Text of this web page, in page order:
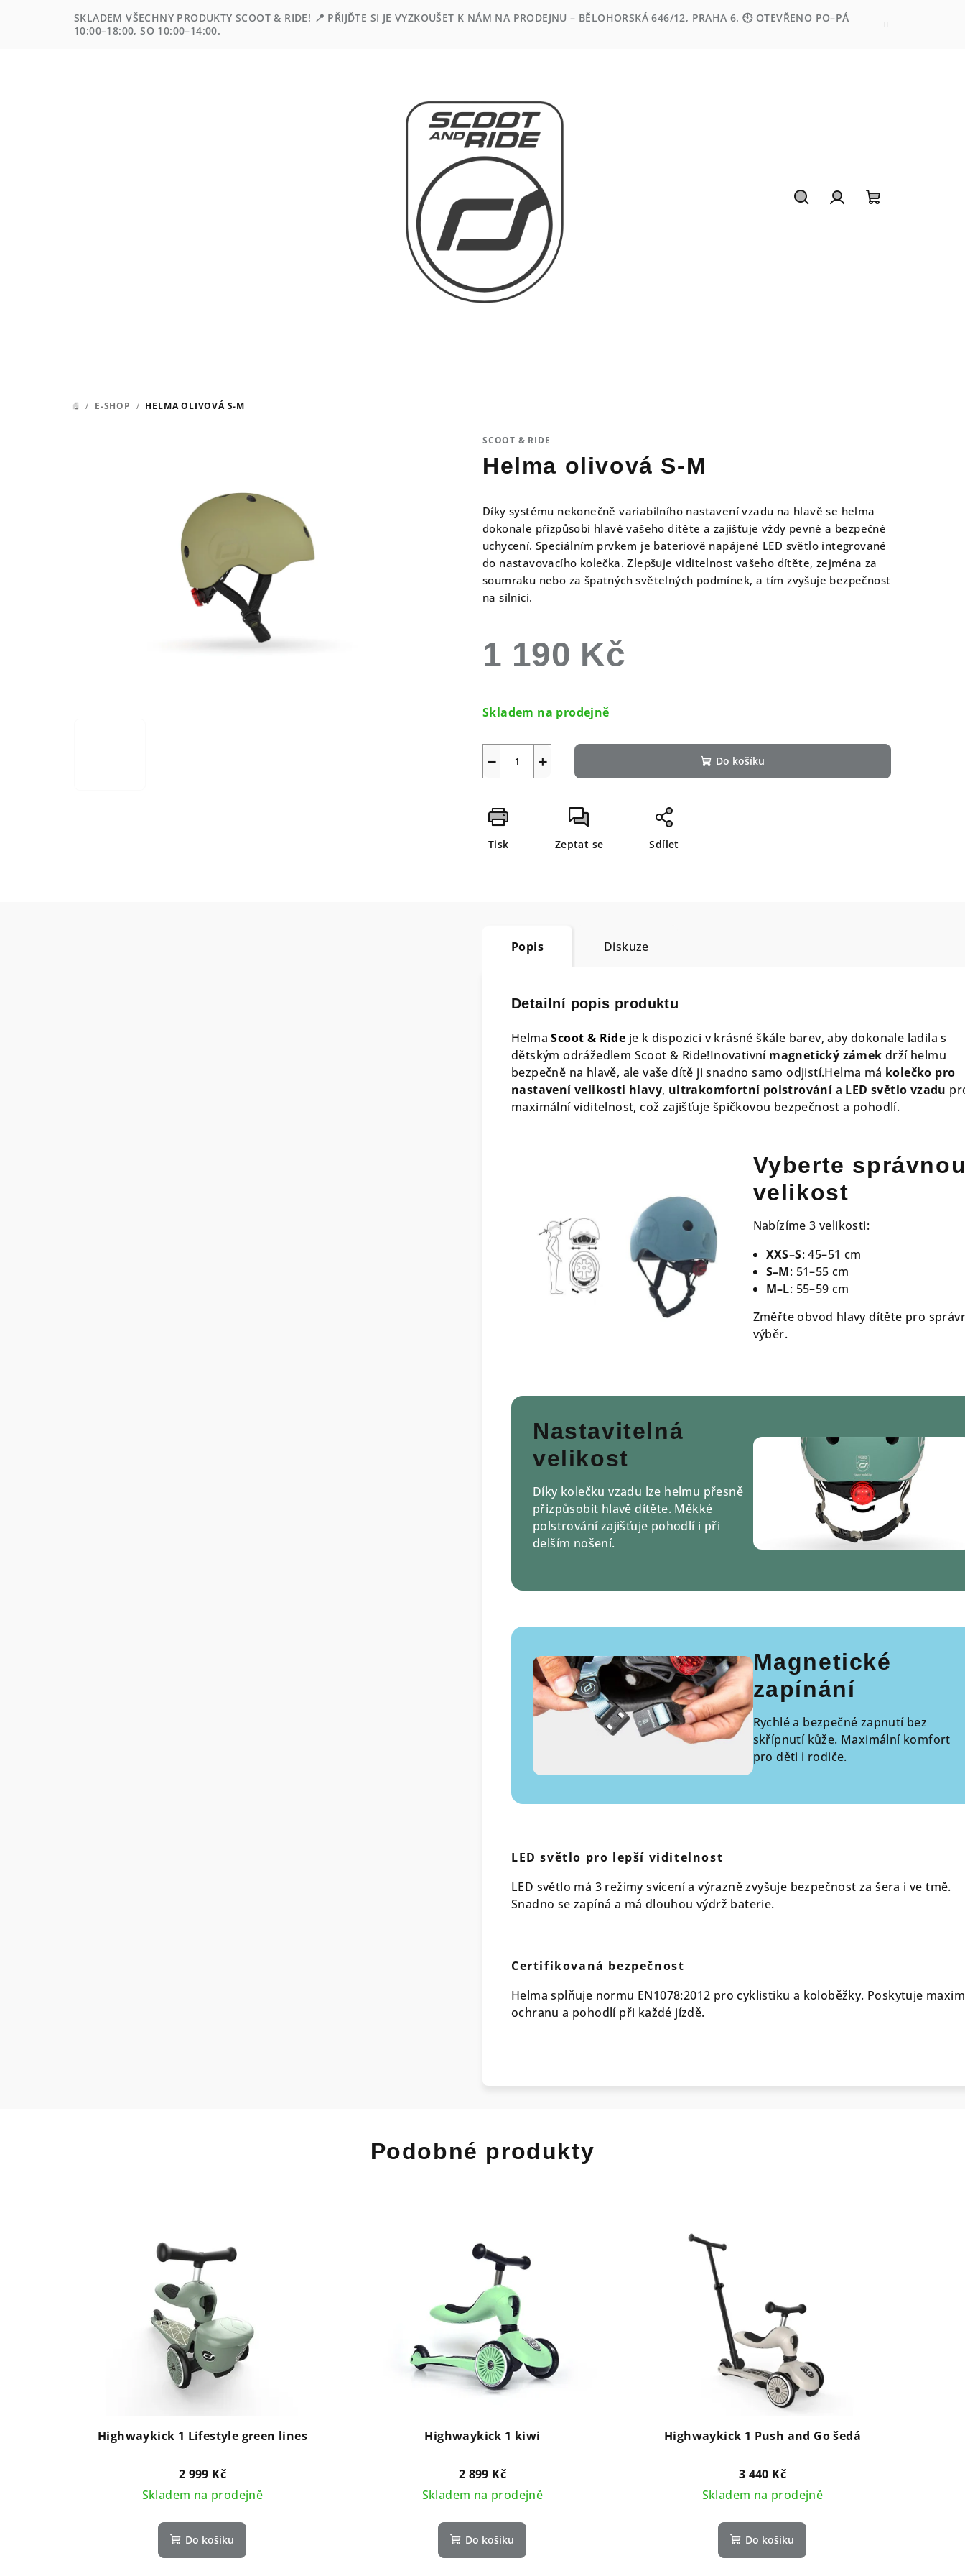
SKLADEM VŠECHNY PRODUKTY SCOOT & RIDE! 📍 PŘIJĎTE SI JE VYZKOUŠET K NÁM NA PRODEJNU – BĚLOHORSKÁ 646/12, PRAHA 6. 🕙 OTEVŘENO PO–PÁ
10:00–18:00, SO 10:00–14:00.
DOMŮ
/ E-SHOP / HELMA OLIVOVÁ S-M
SCOOT & RIDE
Helma olivová S-M
Díky systému nekonečně variabilního nastavení vzadu na hlavě se helma
dokonale přizpůsobí hlavě vašeho dítěte a zajišťuje vždy pevné a bezpečné
uchycení. Speciálním prvkem je bateriově napájené LED světlo integrované
do nastavovacího kolečka. Zlepšuje viditelnost vašeho dítěte, zejména za
soumraku nebo za špatných světelných podmínek, a tím zvyšuje bezpečnost
na silnici.
1 190 Kč
Skladem na prodejně
+
− Do košíku
Tisk Zeptat se Sdílet
Popis Diskuze
Detailní popis produktu
HelmaScoot & Ride je k dispozici v krásné škále barev, aby dokonale ladila s
dětským odrážedlem Scoot & Ride!Inovativní magnetický zámek drží helmu
bezpečně na hlavě, ale vaše dítě ji snadno samo odjistí.Helma má kolečko pro
nastavení velikosti hlavy, ultrakomfortní polstrovánía LED světlo vzadu
maximální viditelnost, což zajišťuje špičkovou bezpečnost a pohodlí.
Vyberte
velikost
Nabízíme 3 velikosti:
XXS–S: 45–51 cm
S–M: 51–55 cm
M–L: 55–59 cm
Změřte obvod hlavy dítěte pro
výběr.
Nastavitelná
velikost
Díky kolečku vzadu lze helmu přesně
přizpůsobit hlavě dítěte. Měkké
polstrování zajišťuje pohodlí i při
delším nošení.
Magnetické
zapínání
Rychlé a bezpečné zapnutí bez
skřípnutí kůže. Maximální komfort
pro děti i rodiče.
LED světlo pro lepší viditelnost
LED světlo má 3 režimy svícení a výrazně zvyšuje bezpečnost za šera i ve tmě.
Snadno se zapíná a má dlouhou výdrž baterie.
Certifikovaná bezpečnost
Helma splňuje normu EN1078:2012 pro cyklistiku a koloběžky. Poskytuje
ochranu a pohodlí při každé jízdě.
Podobné produkty
Highwaykick 1 Lifestyle green lines
2 999 Kč
Skladem na prodejně
Do košíku
Highwaykick 1 kiwi
2 899 Kč
Skladem na prodejně
Do košíku
Highwaykick 1 Push and Go šedá
3 440 Kč
Skladem na prodejně
Do košíku